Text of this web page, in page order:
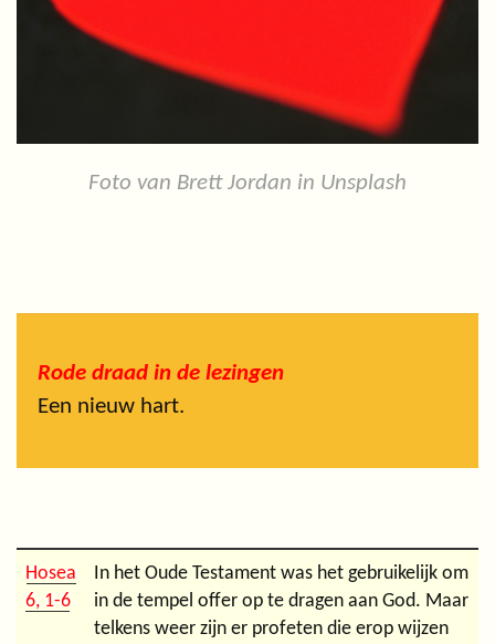
Foto van Brett Jordan in Unsplash
Rode draad in de lezingen
Een nieuw hart.
Hosea
6, 1-6
In het Oude Testament was het gebruikelijk om
in de tempel offer op te dragen aan God. Maar
telkens weer zijn er profeten die erop wijzen